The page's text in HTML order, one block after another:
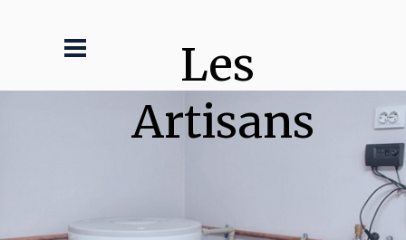
Les
Artisans